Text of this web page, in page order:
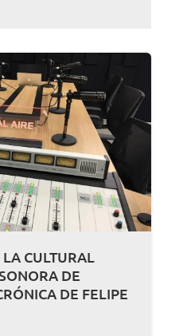
CULTURAL
DE
DE FELIPE